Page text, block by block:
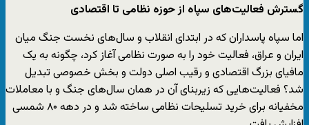
گسترش فعالیت‌های سپاه از حوزه نظامی تا اقتصادی
اما سپاه پاسداران که در ابتدای انقلاب و سال‌های نخست جنگ میان
ایران و عراق، فعالیت خود را به صورت نظامی آغاز کرد، چگونه به یک
مافیای بزرگ اقتصادی و رقیب اصلی دولت و بخش خصوصی تبدیل
شد؟ فعالیت‌هایی که زیربنای آن در همان سال‌های جنگ و با معاملات
مخفیانه برای خرید تسلیحات نظامی ساخته شد و در دهه ۸۰ شمسی